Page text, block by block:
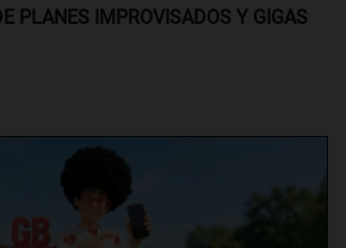
PLANES IMPROVISADOS Y GIGAS